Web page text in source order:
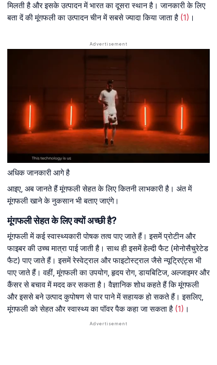
मिलती है और इसके उत्पादन में भारत का दूसरा स्थान है। जानकारी के लिए
बता दें की मूंगफली का उत्पादन चीन में सबसे ज्यादा किया जाता है (1) ।
अधिक जानकारी आगे है
आइए, अब जानते हैं मूंगफली सेहत के लिए कितनी लाभकारी है। अंत में
मूंगफली खाने के नुकसान भी बताए जाएंगे।
मूंगफली सेहत के लिए क्यों अच्छी है?
मूंगफली में कई स्वास्थ्यकारी पोषक तत्व पाए जाते हैं। इसमें प्रोटीन और
फाइबर की उच्च मात्रा पाई जाती है। साथ ही इसमें हेल्दी फैट (मोनोसैचुरेटेड
फैट) पाए जाते हैं। इसमें रेस्वेट्राल और फाइटोस्ट्राल जैसे न्यूट्रिएंट्स भी
पाए जाते हैं। वहीं, मूंगफली का उपयोग, हृदय रोग, डायबिटिज, अल्जाइमर और
कैंसर से बचाव में मदद कर सकता है। वैज्ञानिक शोध कहते हैं कि मूंगफली
और इससे बने उत्पाद कुपोषण से पार पाने में सहायक हो सकते हैं। इसलिए,
मूंगफली को सेहत और स्वास्थ्य का पॉवर पैक कहा जा सकता है (1) ।